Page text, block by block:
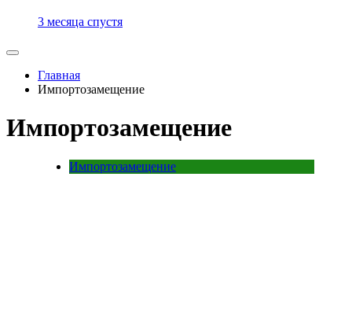
3 месяца спустя
Главная
Импортозамещение
Импортозамещение
Импортозамещение